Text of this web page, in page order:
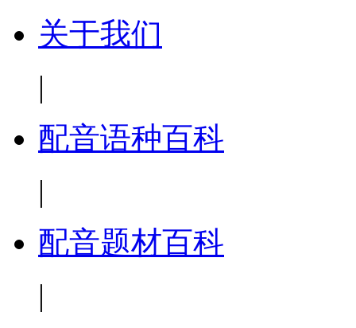
关于我们
|
配音语种百科
|
配音题材百科
|